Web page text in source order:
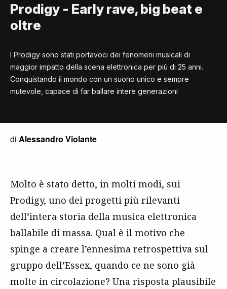
Prodigy - Early rave, big beat e
oltre
I Prodigy sono stati portavoci dei fenomeni musicali di
maggior impatto della scena elettronica per più di 25 anni.
Conquistando il mondo con un suono unico e sempre
mutevole, capace di far ballare intere generazioni
di Alessandro Violante
Molto è stato detto, in molti modi, sui
Prodigy, uno dei progetti più rilevanti
dell’intera storia della musica elettronica
ballabile di massa. Qual è il motivo che
spinge a creare l’ennesima retrospettiva sul
gruppo dell’Essex, quando ce ne sono già
molte in circolazione? Una risposta plausibile